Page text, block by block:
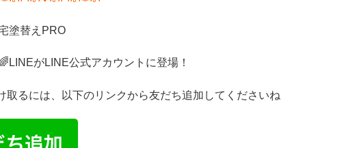
塗替え PRO
LINEがLINE公式アカウントに登場！
取るには、以下のリンクから友だち追加してくださいね